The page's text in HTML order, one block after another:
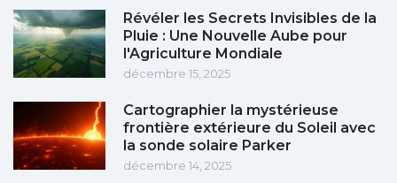
Révéler les Secrets Invisibles de la
Pluie : Une Nouvelle Aube pour
l'Agriculture Mondiale
décembre 15, 2025
Cartographier la mystérieuse
frontière extérieure du Soleil avec
la sonde solaire Parker
décembre 14, 2025